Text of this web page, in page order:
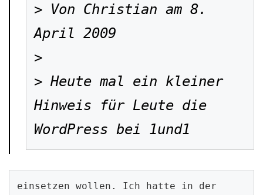
> Von Christian am 8.
April 2009
>
> Heute mal ein kleiner
Hinweis für Leute die
WordPress bei 1und1
einsetzen wollen. Ich hatte in der